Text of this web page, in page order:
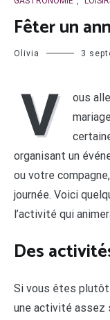
Fêter un
Olivia 3
V
ous
organisant un
ou votre
journée. Voici
l’activité qui
Des
Si vous êtes plutôt
une activité assez